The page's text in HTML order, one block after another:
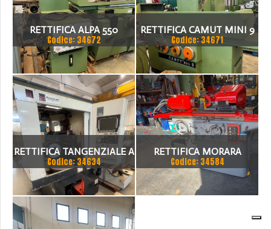
RETTIFICA ALPA 550
Codice: 34672
RETTIFICA CAMUT MINI 9
Codice: 34671
RETTIFICA TANGENZIALE A
TAVOLA ROTANTE LODI
500
Codice: 34634
RETTIFICA MORARA
Codice: 34584